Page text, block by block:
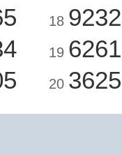
18 9232
19 6261
20 3625